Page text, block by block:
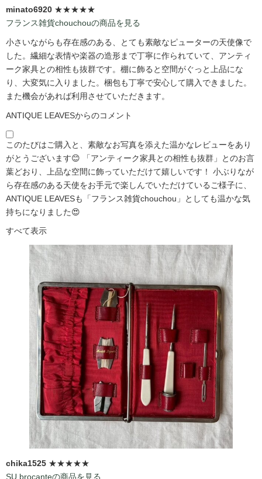
minato6920 ★★★★★
フランス雑貨chouchouの商品を見る
小さいながらも存在感のある、とても素敵なピューターの天使像で
した。繊細な表情や楽器の造形まで丁寧に作られていて、アンティ
ーク家具との相性も抜群です。棚に飾ると空間がぐっと上品にな
り、大変気に入りました。梱包も丁寧で安心して購入できました。
また機会があれば利用させていただきます。
ANTIQUE LEAVESからのコメント
このたびはご購入と、素敵なお写真を添えた温かなレビューをあり
がとうございます😊 「アンティーク家具との相性も抜群」とのお言
葉どおり、上品な空間に飾っていただけて嬉しいです！ 小ぶりなが
ら存在感のある天使をお手元で楽しんでいただけているご様子に、
ANTIQUE LEAVESも「フランス雑貨chouchou」としても温かな気
持ちになりました😍
すべて表示
chika1525 ★★★★★
SU brocanteの商品を見る